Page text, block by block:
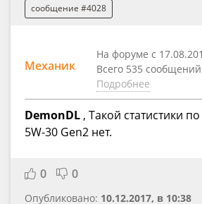
сообщение #4028
Механик
На форуме с
Всего 535 сообщений
Подробнее
DemonDL , Такой статистики по
5W-30 Gen2 нет.
0 0
Опубликовано: 10.12.2017, в 10:38